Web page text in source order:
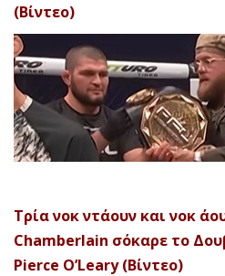
(Βίντεο)
Τρία νοκ ντάουν και νοκ
Chamberlain σόκαρε το
Pierce O’Leary (Βίντεο)